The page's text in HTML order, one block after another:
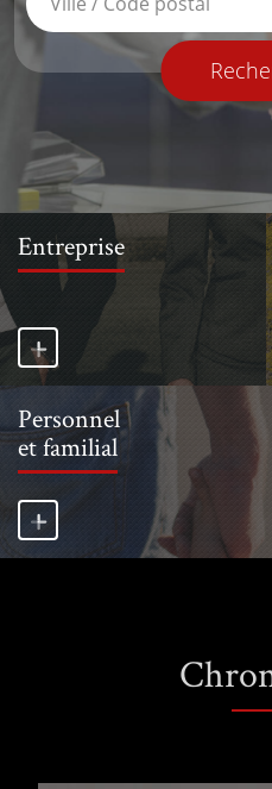
Entreprise
Personnel
et familial